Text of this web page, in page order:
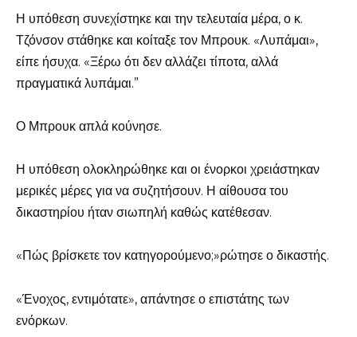
Η υπόθεση συνεχίστηκε και την τελευταία μέρα, ο κ.
Τζόνσον στάθηκε και κοίταξε τον Μπρουκ. «Λυπάμαι»,
είπε ήσυχα. «Ξέρω ότι δεν αλλάζει τίποτα, αλλά
πραγματικά λυπάμαι.”
Ο Μπρουκ απλά κούνησε.
Η υπόθεση ολοκληρώθηκε και οι ένορκοι χρειάστηκαν
μερικές μέρες για να συζητήσουν. Η αίθουσα του
δικαστηρίου ήταν σιωπηλή καθώς κατέθεσαν.
«Πώς βρίσκετε τον κατηγορούμενο;»ρώτησε ο δικαστής.
«Ένοχος, εντιμότατε», απάντησε ο επιστάτης των
ενόρκων.